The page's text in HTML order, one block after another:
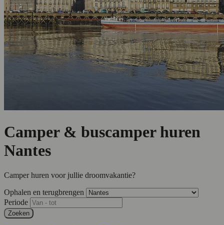
Camper & buscamper huren
Nantes
Camper huren voor jullie droomvakantie?
Ophalen en terugbrengen
Periode
Zoeken